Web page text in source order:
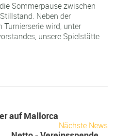
Sommerpause zwischen
Neben der
Turnierserie wird, unter
unsere Spielstätte
auf Mallorca
Nächste News